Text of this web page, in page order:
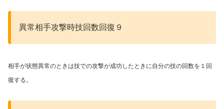
異常相手攻撃時技回数回復９
相手が状態異常のときは技での攻撃が成功したときに自分の技の回数を１回
復する。